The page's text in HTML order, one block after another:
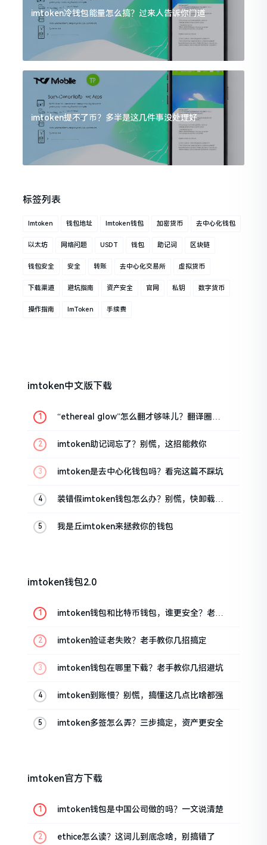
imtoken冷钱包能量怎么搞？过来人告诉你门道
imtoken提不了币？多半是这几件事没处理好
标签列表
Imtoken 钱包地址 Imtoken钱包 加密货币 去中心化钱包
以太坊 网络问题 USDT 钱包 助记词 区块链
钱包安全 安全 转账 去中心化交易所 虚拟货币
下载渠道 避坑指南 资产安全 官网 私钥 数字货币
操作指南 ImToken 手续费
imtoken中文版下载
“ethereal glow”怎么翻才够味儿？翻译圈老
imtoken助记词忘了？别慌，这招能救你
imtoken是去中心化钱包吗？看完这篇不踩坑
装错假imtoken钱包怎么办？别慌，快卸载，
我是丘imtoken来拯救你的钱包
imtoken钱包2.0
imtoken钱包和比特币钱包，谁更安全？老玩
imtoken验证老失败？老手教你几招搞定
imtoken钱包在哪里下载？老手教你几招避坑
imtoken到账慢？别慌，搞懂这几点比啥都强
imtoken多签怎么弄？三步搞定，资产更安全
imtoken官方下载
imtoken钱包是中国公司做的吗？一文说清楚
ethice怎么读？这词儿到底念啥，别搞错了